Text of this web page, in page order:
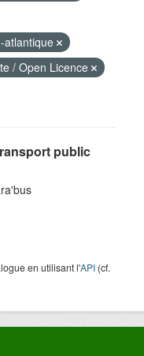
atlantique
/ Open Licence
public
en utilisant l'API (cf.